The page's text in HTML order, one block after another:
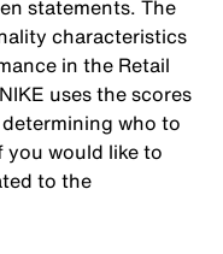
statements. The
characteristics
in the Retail
uses the scores
who to
you would like to
to the